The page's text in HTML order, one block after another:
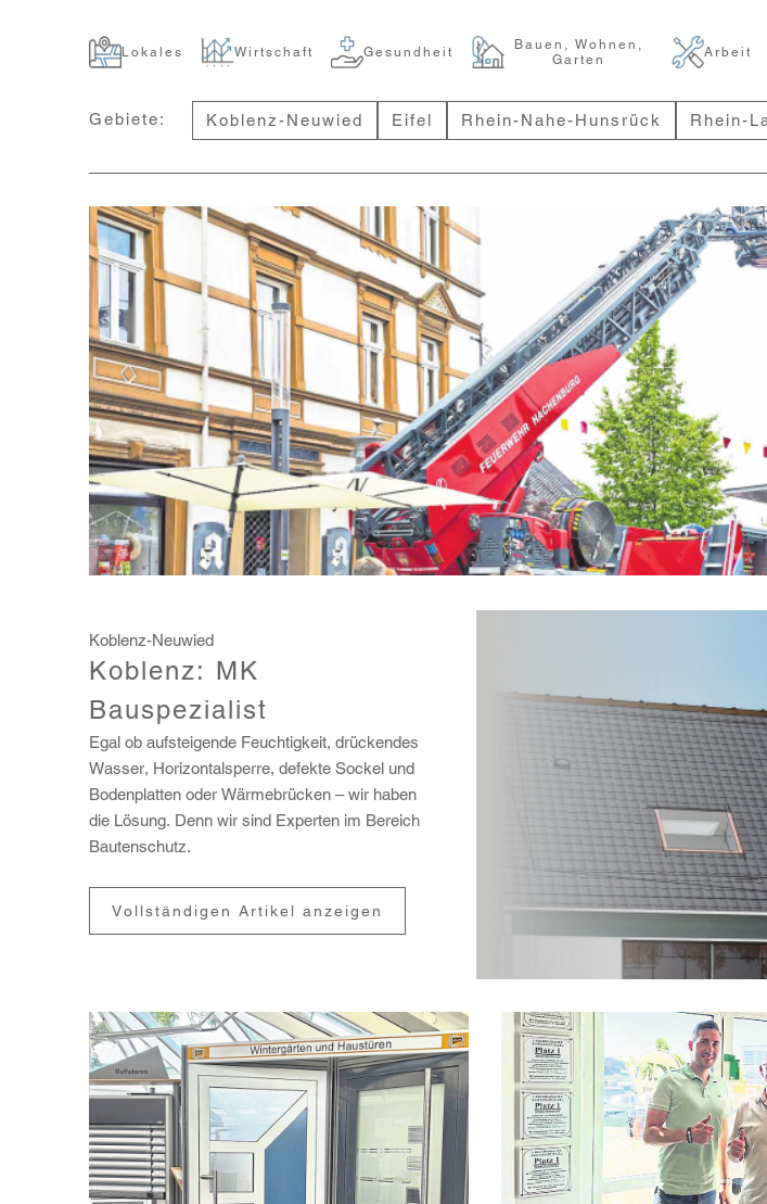
Lokales Wirtschaft Gesundheit
Bauen, Wohnen,
Garten
Arbeit
Gebiete: Koblenz-Neuwied Eifel Rhein-Nahe-Hunsrück Rhein-
Koblenz-Neuwied
Koblenz: MK
Bauspezialist
Egal ob aufstei­gende Feuch­tig­keit, drückendes
Wasser, Hori­zon­tal­sperre, defekte Sockel und
Boden­platten oder Wärme­brü­cken – wir haben
die Lösung. Denn wir sind Experten im Bereich
Bauten­schutz.
Vollständigen Artikel anzeigen